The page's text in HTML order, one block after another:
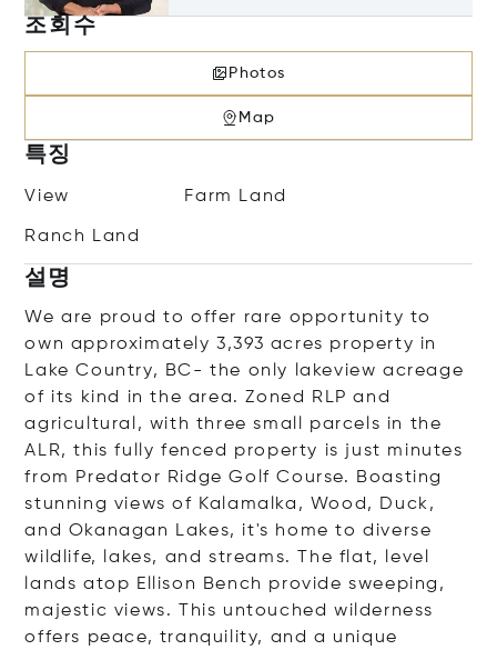
조회수
Photos
Map
특징
View Farm Land
Ranch Land
설명
We are proud to offer rare opportunity to
own approximately 3,393 acres property in
Lake Country, BC- the only lakeview acreage
of its kind in the area. Zoned RLP and
agricultural, with three small parcels in the
ALR, this fully fenced property is just minutes
from Predator Ridge Golf Course. Boasting
stunning views of Kalamalka, Wood, Duck,
and Okanagan Lakes, it's home to diverse
wildlife, lakes, and streams. The flat, level
lands atop Ellison Bench provide sweeping,
majestic views. This untouched wilderness
offers peace, tranquility, and a unique